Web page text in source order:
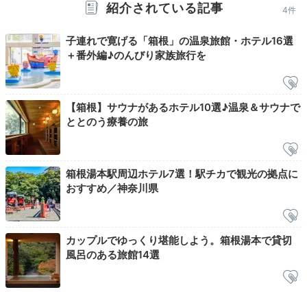
2日目
Onsen
06:30
無料貸切風呂で
赤ちゃんと温泉浴
紹介されている記事 4件
子連れで寛げる「箱根」の温泉旅館・ホテル16選
＋番外編♪のんびり家族旅行を
【箱根】サウナがあるホテル10選♪温泉＆サウナで
ととのう療養の旅
箱根湯本駅周辺ホテル7選！駅チカで観光の拠点に
おすすめ／神奈川県
カップルでゆっくり堪能しよう。箱根湯本で貸切
風呂のある旅館14選